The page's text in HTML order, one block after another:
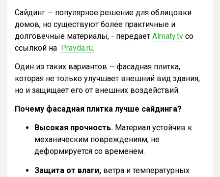
Сайдинг — популярное решение для облицовки
домов, но существуют более практичные и
долговечные материалы, - передает Almaty.tv со
ссылкой на Pravda.ru.
Один из таких вариантов — фасадная плитка,
которая не только улучшает внешний вид здания,
но и защищает его от внешних воздействий.
Почему фасадная плитка лучше сайдинга?
Высокая прочность. Материал устойчив к
механическим повреждениям, не
деформируется со временем.
Защита от влаги, ветра и температурных